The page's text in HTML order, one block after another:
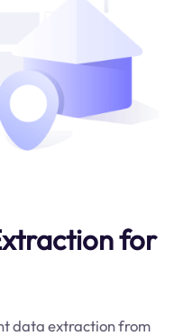
for
data extraction from